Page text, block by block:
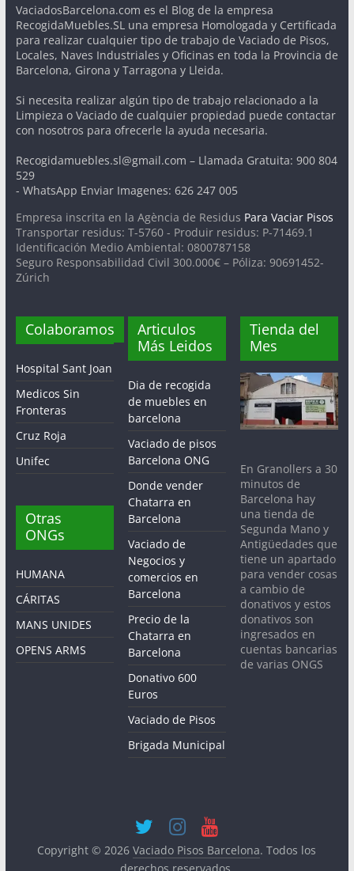
VaciadosBarcelona.com es el Blog de la empresa
RecogidaMuebles.SL una empresa Homologada y Certificada
para realizar cualquier tipo de trabajo de Vaciado de Pisos,
Locales, Naves Industriales y Oficinas en toda la Provincia de
Barcelona, Girona y Tarragona y Lleida.
Si necesita realizar algún tipo de trabajo relacionado a la
Limpieza o Vaciado de cualquier propiedad puede contactar
con nosotros para ofrecerle la ayuda necesaria.
Recogidamuebles.sl@gmail.com – Llamada Gratuita: 900 804
529
- WhatsApp Enviar Imagenes: 626 247 005
Empresa inscrita en la Agència de Residus Para Vaciar Pisos
Transportar residus: T-5760 - Produir residus: P-71469.1
Identificación Medio Ambiental: 0800787158
Seguro Responsabilidad Civil 300.000€ – Póliza: 90691452-
Zúrich
Colaboramos
Hospital Sant Joan
Medicos Sin
Fronteras
Cruz Roja
Unifec
Otras
ONGs
HUMANA
CÁRITAS
MANS UNIDES
OPENS ARMS
Articulos
Más Leidos
Dia de recogida
de muebles en
barcelona
Vaciado de pisos
Barcelona ONG
Donde vender
Chatarra en
Barcelona
Vaciado de
Negocios y
comercios en
Barcelona
Precio de la
Chatarra en
Barcelona
Donativo 600
Euros
Vaciado de Pisos
Brigada Municipal
Tienda del
Mes
En Granollers a 30
minutos de
Barcelona hay
una tienda de
Segunda Mano y
Antigüedades que
tiene un apartado
para vender cosas
a cambio de
donativos y estos
donativos son
ingresados en
cuentas bancarias
de varias ONGS
Copyright © 2026Vaciado Pisos Barcelona. Todos los